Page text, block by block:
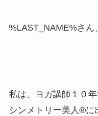
%LAST_NAME%さん
私は、ヨガ講師１０
シンメトリー美人®に